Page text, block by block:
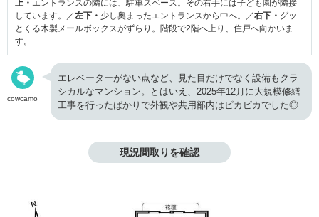
上・ エントランスの隣には、駐車スペース。その右手には子ども園が隣接
しています。／左下・ 少し奥まったエントランスから中へ。／右下・ グッ
とくる木製メールボックスがずらり。階段で2階へ上り、住戸へ向かいま
す。
cowcamo
エレベーターがない点など、見た目だけでなく設備もクラ
シカルなマンション。とはいえ、2025年12月に大規模修繕
工事を行ったばかりで外観や共用部内はピカピカでした◎
現況間取りを確認